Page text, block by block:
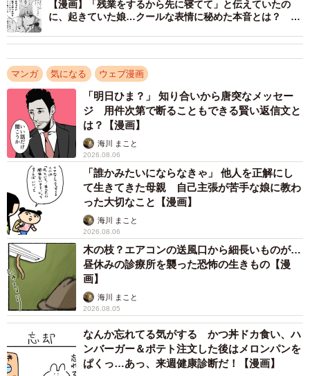
「いいね、俺も行きたい」でした。その瞬間、B.Bさんは
「いいよ」とはまったく違う温かさを感じたのです。
夫の髭さんにお誘いをした時の返事は…（B.B軍曹さん提供）
【漫画】「残業をするから先に寝てて」と伝えていたの
に、起きていた娘…クールな表情に秘めた本音とは？ 父
マンガ 気になる ウェブ漫画
「明日ひま？」 知り合いから唐突なメッセー
ジ 用件次第で断ることもできる賢い返信文と
は？【漫画】
海川 まこと
2026.08.06
「誰かみたいにならなきゃ」 他人を正解にし
て生きてきた母親 自己主張が苦手な娘に教わ
った大切なこと【漫画】
海川 まこと
2026.08.06
木の枝？エアコンの送風口から細長いものが…
昼休みの診療所を襲った恐怖の生きもの【漫
画】
海川 まこと
2026.08.05
なんか忘れてる気がする かつ丼ドカ食い、ハ
ンバーガー＆ポテト注文した後はメロンパンを
ぱくっ…あっ、来週健康診断だ！【漫画】